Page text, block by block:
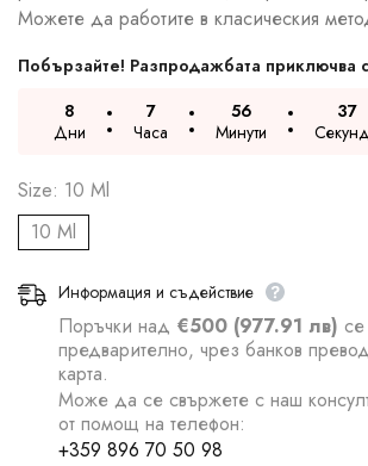
Можете да работите в класическия
Побързайте! Разпродажбата приключва
8
Дни
7
Часа
56
Минути
36
Size: 10 Ml
10 Ml
Информация и съдействие
Поръчки над €500 (977.91 лв)
предварително, чрез банков
карта.
Може да се свържете с наш
от помощ на телефон:
+359 896 70 50 98